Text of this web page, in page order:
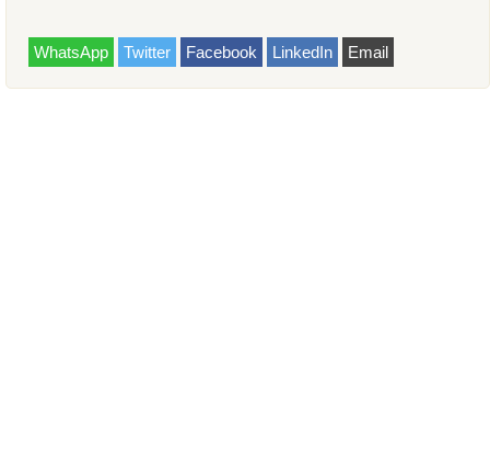
WhatsApp Twitter Facebook LinkedIn Email